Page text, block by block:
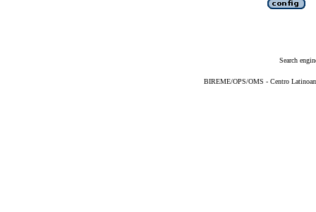
Search
BIREME/OPS/OMS - Centro